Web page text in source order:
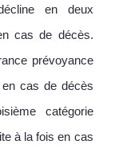
en deux
cas de décès.
prévoyance
cas de décès
catégorie
à la fois en cas